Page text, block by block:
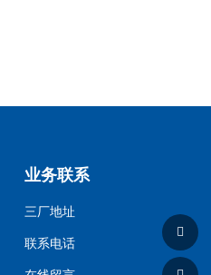
业务联系
三厂地址
联系电话